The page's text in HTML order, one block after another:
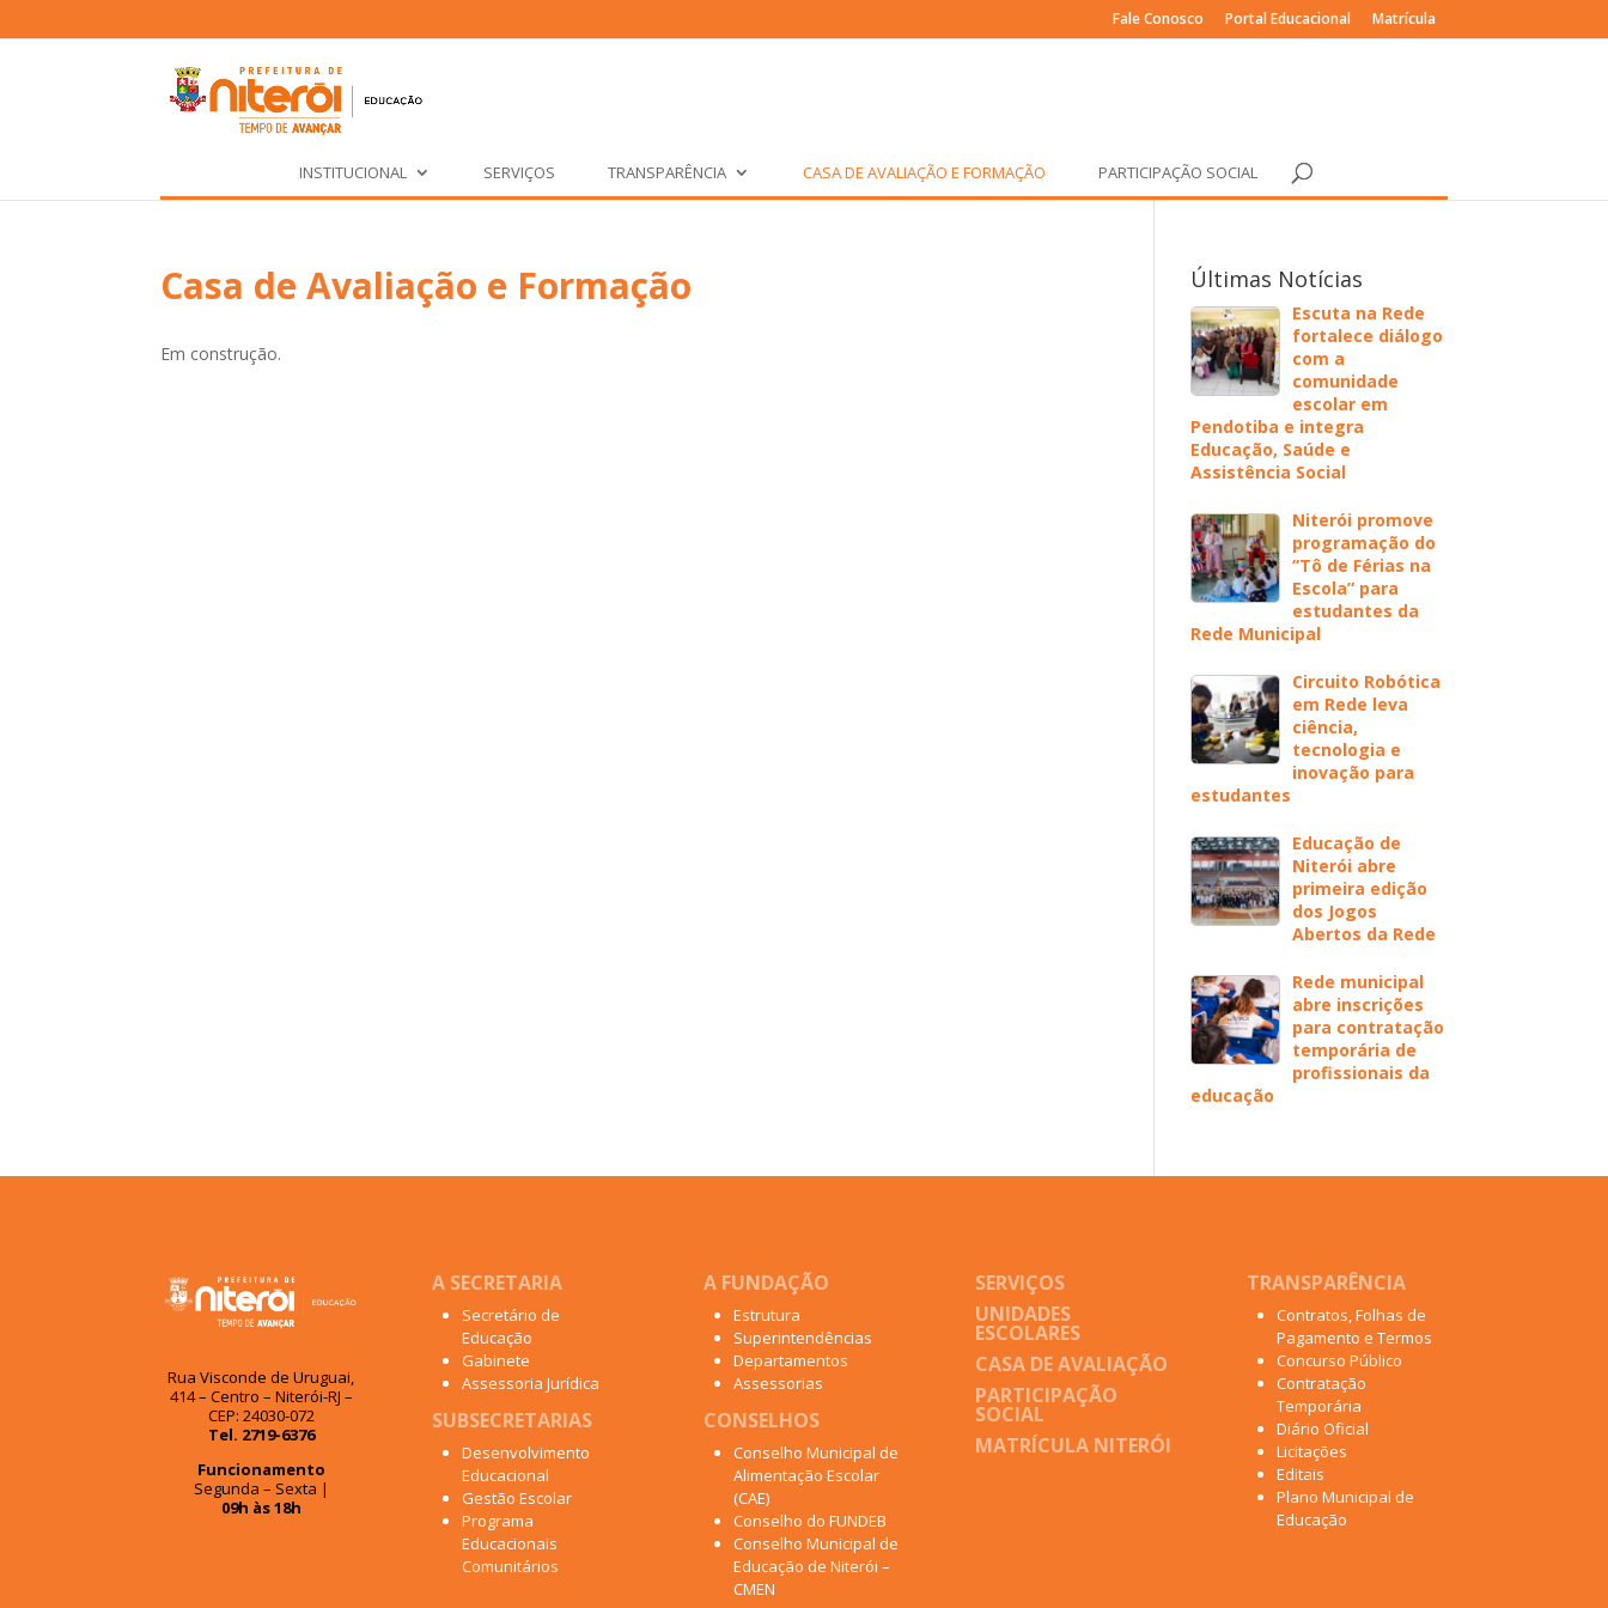
Fale Conosco Portal Educacional Matrícula
INSTITUCIONAL SERVIÇOS TRANSPARÊNCIA CASA DE AVALIAÇÃO E FORMAÇÃO PARTICIPAÇÃO SOCIAL
Casa de Avaliação e Formação
Em construção.
Últimas Notícias
Escuta na Rede
fortalece diálogo
com a
comunidade
escolar em
Pendotiba e integra
Educação, Saúde e
Assistência Social
Niterói promove
programação do
“Tô de Férias na
Escola” para
estudantes da
Rede Municipal
Circuito Robótica
em Rede leva
ciência,
tecnologia e
inovação para
estudantes
Educação de
Niterói abre
primeira edição
dos Jogos
Abertos da Rede
Rede municipal
abre inscrições
para contratação
temporária de
profissionais da
educação
Rua Visconde de Uruguai,
414 – Centro – Niterói-RJ –
CEP: 24030-072
Tel. 2719-6376
Funcionamento
Segunda – Sexta |
09h às 18h
A SECRETARIA
Secretário de
Educação
Gabinete
Assessoria Jurídica
SUBSECRETARIAS
Desenvolvimento
Educacional
Gestão Escolar
Programa
Educacionais
Comunitários
A FUNDAÇÃO
Estrutura
Superintendências
Departamentos
Assessorias
CONSELHOS
Conselho Municipal de
Alimentação Escolar
(CAE)
Conselho do FUNDEB
Conselho Municipal de
Educação de Niterói –
CMEN
SERVIÇOS
UNIDADES
ESCOLARES
CASA DE AVALIAÇÃO
PARTICIPAÇÃO
SOCIAL
MATRÍCULA NITERÓI
TRANSPARÊNCIA
Contratos, Folhas de
Pagamento e Termos
Concurso Público
Contratação
Temporária
Diário Oficial
Licitações
Editais
Plano Municipal de
Educação